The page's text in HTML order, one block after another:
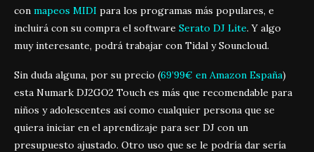
con mapeos MIDI para los programas más populares, e
incluirá con su compra el software Serato DJ Lite. Y algo
muy interesante, podrá trabajar con Tidal y Souncloud.
Sin duda alguna, por su precio (69’99€ en Amazon España)
esta Numark DJ2GO2 Touch es más que recomendable para
niños y adolescentes así como cualquier persona que se
quiera iniciar en el aprendizaje para ser DJ con un
presupuesto ajustado. Otro uso que se le podría dar sería